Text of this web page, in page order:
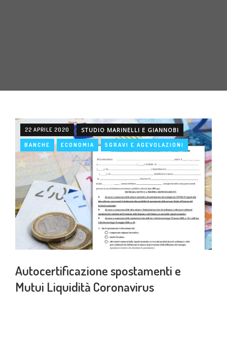
22 APRILE 2020 STUDIO MARINELLI E GIANNOBI
BANCHE ECONOMIA SGRAVI E AGEVOLAZIONI
Autocertificazione spostamenti e
Mutui Liquidità Coronavirus